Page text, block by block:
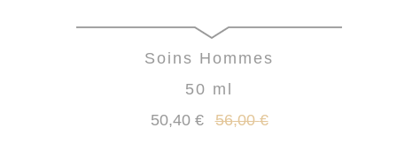
Soins Hommes
50 ml
50,40 € 56,00 €